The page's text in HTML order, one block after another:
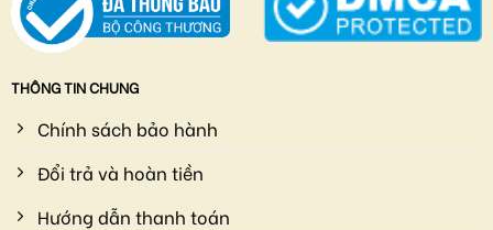
THÔNG TIN CHUNG
Chính sách bảo hành
Đổi trả và hoàn tiền
Hướng dẫn thanh toán